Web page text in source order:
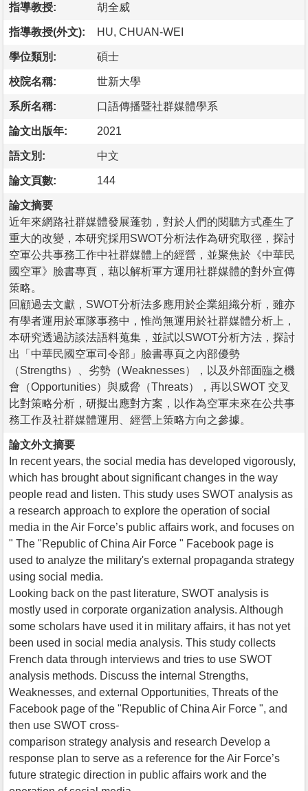
指導教授: 胡全威
指導教授(外文): HU, CHUAN-WEI
學位類別: 碩士
校院名稱: 世新大學
系所名稱: 口語傳播暨社群媒體學系
論文出版年: 2021
語文別: 中文
論文頁數: 144
論文摘要
近年來網路社群媒體發展蓬勃，對於人們的閱聽方式產生了
重大的改變，本研究採用SWOT分析法作為研究取徑，探討
空軍公共事務工作中社群媒體上的經營，並聚焦於《中華民
國空軍》臉書專頁，藉以解析軍方運用社群媒體的對外宣傳
策略。
回顧過去文獻，SWOT分析法多應用於企業組織分析，雖亦
有學者運用於軍隊事務中，惟尚無運用於社群媒體分析上，
本研究透過訪談法語料蒐集，並試以SWOT分析方法，探討
出「中華民國空軍司令部」臉書專頁之內部優勢
（Strengths）、劣勢（Weaknesses），以及外部面臨之機
會（Opportunities）與威脅（Threats），再以SWOT 交叉
比對策略分析，研擬出應對方案，以作為空軍未來在公共事
務工作及社群媒體運用、經營上策略方向之參據。
論文外文摘要
In recent years, the social media has developed vigorously,
which has brought about significant changes in the way
people read and listen. This study uses SWOT analysis as
a research approach to explore the operation of social
media in the Air Force’s public affairs work, and focuses on
" The "Republic of China Air Force " Facebook page is
used to analyze the military's external propaganda strategy
using social media.
Looking back on the past literature, SWOT analysis is
mostly used in corporate organization analysis. Although
some scholars have used it in military affairs, it has not yet
been used in social media analysis. This study collects
French data through interviews and tries to use SWOT
analysis methods. Discuss the internal Strengths,
Weaknesses, and external Opportunities, Threats of the
Facebook page of the "Republic of China Air Force ", and
then use SWOT cross-
comparison strategy analysis and research Develop a
response plan to serve as a reference for the Air Force’s
future strategic direction in public affairs work and the